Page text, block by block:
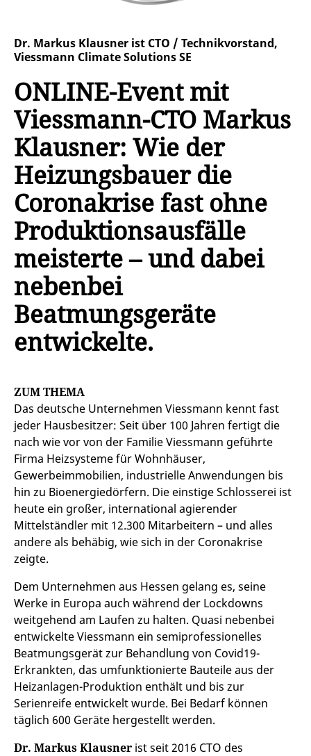
Dr. Markus Klausner ist CTO / Technikvorstand,
Viessmann Climate Solutions SE
ONLINE-Event mit
Viessmann-CTO Markus
Klausner: Wie der
Heizungsbauer die
Coronakrise fast ohne
Produktionsausfälle
meisterte – und dabei
nebenbei
Beatmungsgeräte
entwickelte.
ZUM THEMA
Das deutsche Unternehmen Viessmann kennt fast
jeder Hausbesitzer: Seit über 100 Jahren fertigt die
nach wie vor von der Familie Viessmann geführte
Firma Heizsysteme für Wohnhäuser,
Gewerbeimmobilien, industrielle Anwendungen bis
hin zu Bioenergiedörfern. Die einstige Schlosserei ist
heute ein großer, international agierender
Mittelständler mit 12.300 Mitarbeitern – und alles
andere als behäbig, wie sich in der Coronakrise
zeigte.
Dem Unternehmen aus Hessen gelang es, seine
Werke in Europa auch während der Lockdowns
weitgehend am Laufen zu halten. Quasi nebenbei
entwickelte Viessmann ein semiprofessionelles
Beatmungsgerät zur Behandlung von Covid19-
Erkrankten, das umfunktionierte Bauteile aus der
Heizanlagen-Produktion enthält und bis zur
Serienreife entwickelt wurde. Bei Bedarf können
täglich 600 Geräte hergestellt werden.
Dr. Markus Klausner ist seit 2016 CTO des